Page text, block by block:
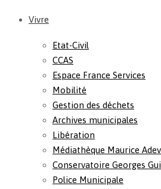
Vivre
Etat-Civil
CCAS
Espace France Services
Mobilité
Gestion des déchets
Archives municipales
Libération
Médiathèque Maurice
Conservatoire Georges
Police Municipale